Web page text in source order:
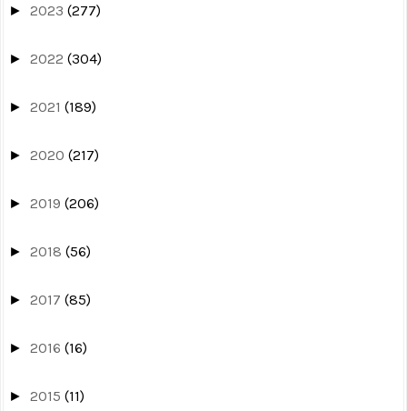
► 2023 (277)
► 2022 (304)
► 2021 (189)
► 2020 (217)
► 2019 (206)
► 2018 (56)
► 2017 (85)
► 2016 (16)
► 2015 (11)